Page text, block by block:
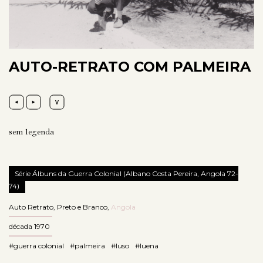
AUTO-RETRATO COM PALMEIRA
sem legenda
Série Álbuns da Guerra Colonial (Albano Costa Pereira, Angola 72-
74)
Auto Retrato, Preto e Branco, Angola
década 1970
#guerra colonial #palmeira #luso #luena